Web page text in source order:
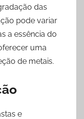
das
pode variar
a essência do
uma
de metais.
e